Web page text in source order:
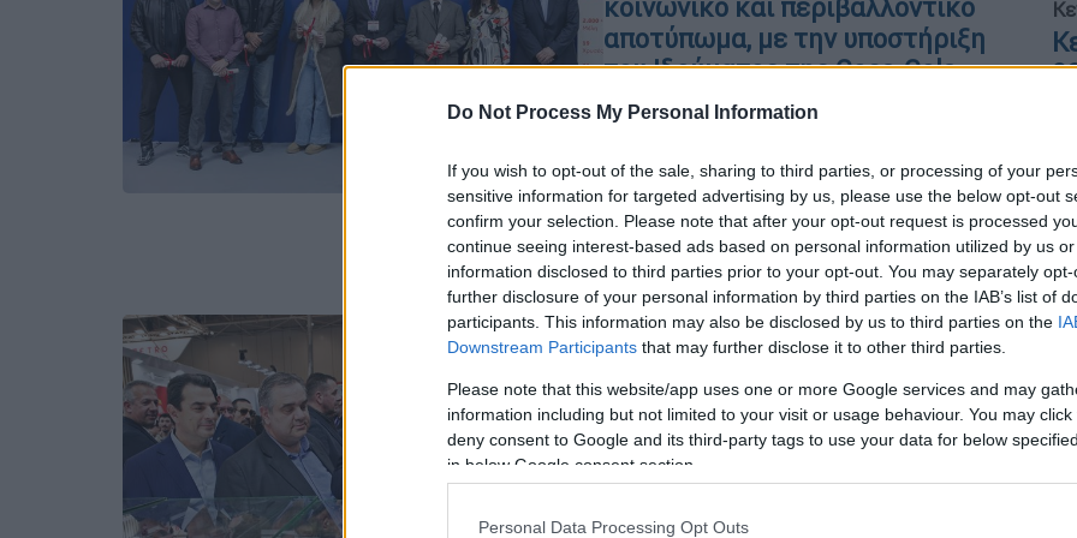
Do Not Process My Personal Information
If you wish to opt-out of the sale, sharing to third parties, or processing of your
sensitive information for targeted advertising by us, please use the below opt-out
confirm your selection. Please note that after your opt-out request is processed
continue seeing interest-based ads based on personal information utilized by us
information disclosed to third parties prior to your opt-out. You may separately
further disclosure of your personal information by third parties on the IAB’s list of
participants. This information may also be disclosed by us to third parties on the
Downstream Participants that may further disclose it to other third parties.
Please note that this website/app uses one or more Google services and may
information including but not limited to your visit or usage behaviour. You may
deny consent to Google and its third-party tags to use your data for below
in below Google consent section.
Personal Data Processing Opt Outs
κοινωνικό και περιβαλλοντικό
αποτύπωμα, με την υποστήριξη
του Ιδρύματος της Coca-Cola
Μέσω του κοινωνικού προγράμματος
επιχειρήσεις του κλάδου HoReCa
μπορούν να υιοθετήσουν σταδιακά
ένα πιο βιώσιμο και αποτελεσματικό
μοντέλο λειτουργίας
Μητσοτάκης: Οι ελληνικές
εταιρείες που αναπτύσσονται
απόδειξη της μεγάλης προόδου
της οικονομίας